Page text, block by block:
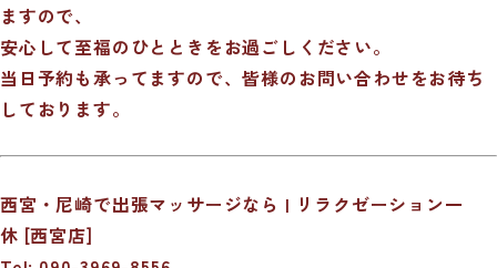
ますので、
安心して至福のひとときをお過ごしください。
当日予約も承ってますので、皆様のお問い合わせをお待ち
しております。
西宮・尼崎で出張マッサージなら | リラクゼーション一
休 [西宮店]